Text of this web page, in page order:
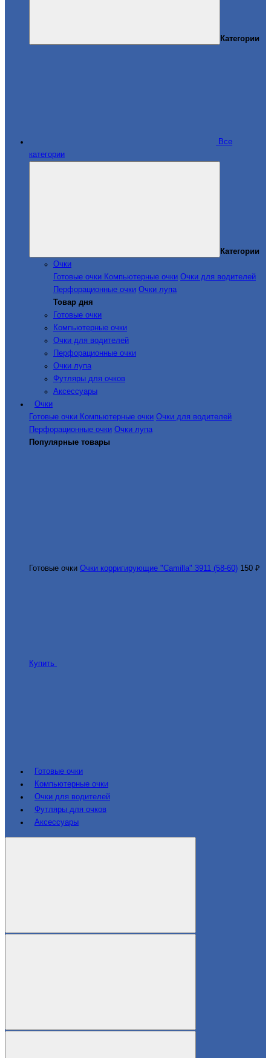
Категории
Все
категории
Категории
Очки
Готовые очки Компьютерные очки Очки для водителей
Перфорационные очки Очки лупа
Товар дня
Готовые очки
Компьютерные очки
Очки для водителей
Перфорационные очки
Очки лупа
Футляры для очков
Аксессуары
Очки
Готовые очки Компьютерные очки Очки для водителей
Перфорационные очки Очки лупа
Популярные товары
Готовые очки Очки корригирующие "Camilla" 3911 (58-60) 150 ₽
Купить
Готовые очки
Компьютерные очки
Очки для водителей
Футляры для очков
Аксессуары